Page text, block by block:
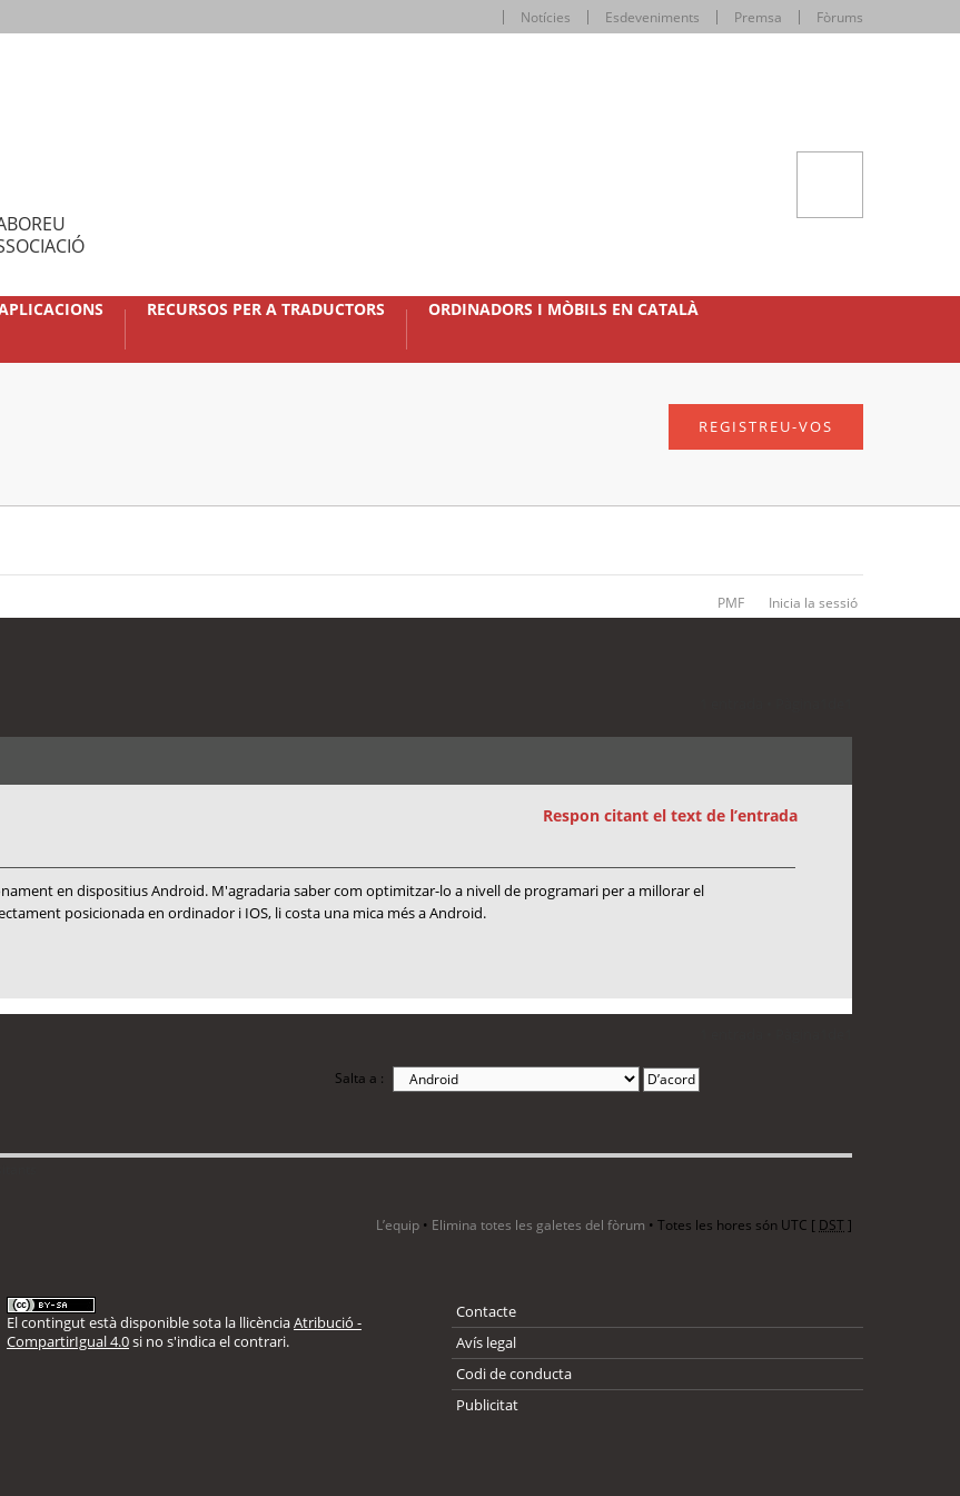
Notícies Esdeveniments Premsa Fòrums
RECURSOS PER A TRADUCTORS ORDINADORS I MÒBILS EN CATALÀ
REGISTREU-VOS
PMF Inicia la sessió
Respon citant el text de l’entrada
en dispositius Android. M'agradaria saber com optimitzar-lo a nivell de programari per a millorar el
posicionada en ordinador i IOS, li costa una mica més a Android.
Salta a :
L’equip • Elimina totes les galetes del fòrum • Totes les hores són UTC [ DST]
El contingut està disponible sota la llicènciaAtribució -
CompartirIgual 4.0si no s'indica el contrari.
Contacte
Avís legal
Codi de conducta
Publicitat